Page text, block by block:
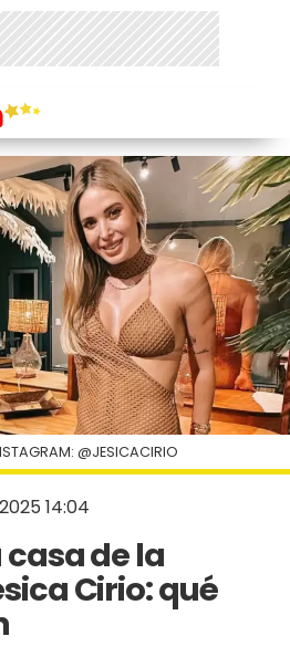
14:04
de la
Cirio: qué
@JESICACIRIO